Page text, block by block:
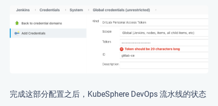
完成这部分配置之后，KubeSphere DevOps 流水线的状态